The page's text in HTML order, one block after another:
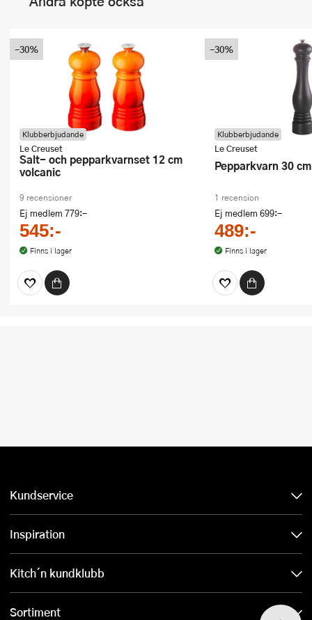
Klubberbjudande
Le Creuset
Salt- och pepparkvarnset 12 cm
volcanic
9 recensioner
Ej medlem 779:-
545:-
Finns i lager
-30%
Klubberbjudande
Le Creuset
Pepparkvarn 30
1 recension
Ej medlem 699:-
489:-
Finns i lager
-30%
Kundservice
Inspiration
Kitch´n kundklubb
Sortiment